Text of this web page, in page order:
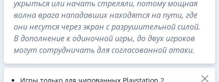
укрыться или начать стреляли, потому мощная
волна врага нападавших находятся на пути, где
они несутся через экран с разрушительной силой.
В дополнение к одиночной игры, до двух игроков
могут сотрудничать для согласованной атаки.
Игры только для чипованных Playstation 2